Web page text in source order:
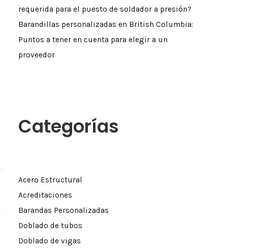
requerida para el puesto de soldador a presión?
Barandillas personalizadas en British Columbia:
Puntos a tener en cuenta para elegir a un
proveedor
Categorías
Acero Estructural
Acreditaciones
Barandas Personalizadas
Doblado de tubos
Doblado de vigas